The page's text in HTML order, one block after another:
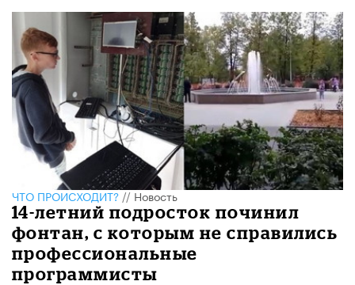
ЧТО ПРОИСХОДИТ?//Новость
14-летний подросток починил
фонтан, с которым не справились
профессиональные
программисты